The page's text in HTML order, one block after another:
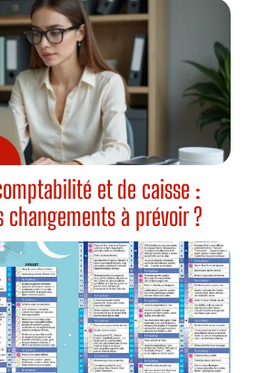
et de caisse :
changements à prévoir ?